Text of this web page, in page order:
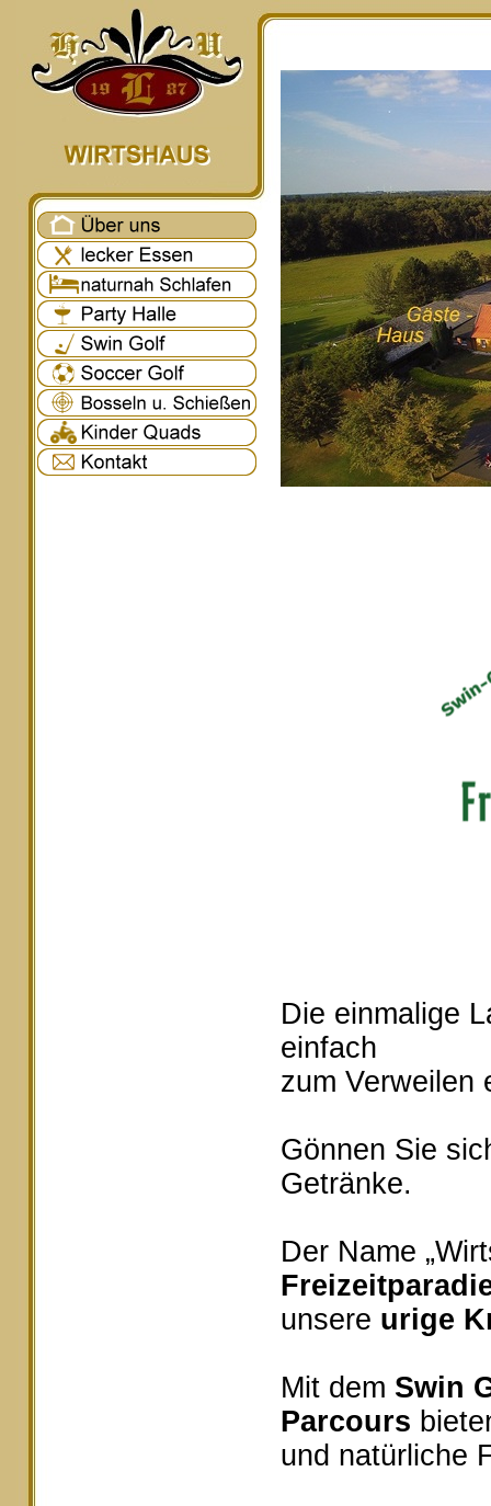
Die einmalige
einfach
zum Verweilen
Gönnen Sie
Getränke.
Der Name
unsere urige
Mit dem Swin
Parcours
und natürliche